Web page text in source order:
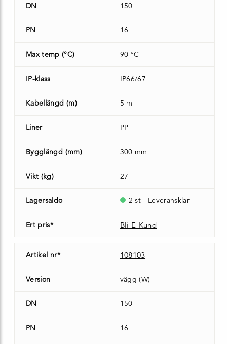
DN 150
PN 16
Max temp (°C) 90 °C
IP-klass IP66/67
Kabellängd (m) 5 m
Liner PP
Bygglängd (mm) 300 mm
Vikt (kg) 27
Lagersaldo 2 st - Leveransklar
Ert pris* Bli E-Kund
Artikel nr* 108103
Version vägg (W)
DN 150
PN 16